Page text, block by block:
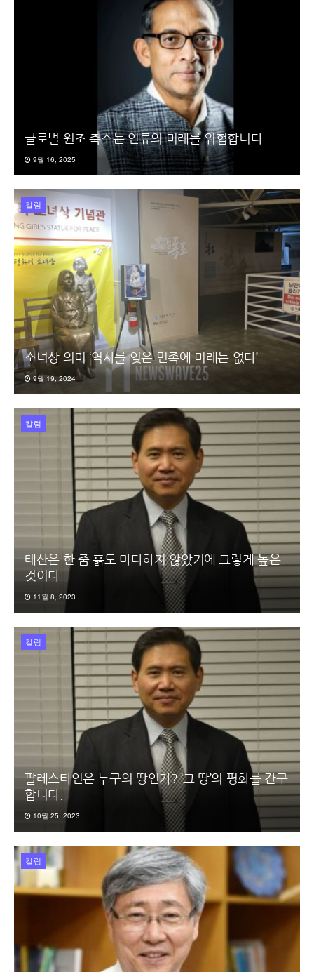
글로벌 원조 축소는 인류의 미래를 위협합니다
9월 16, 2025
칼럼
소녀상 의미 ‘역사를 잊은 민족에 미래는 없다’
9월 19, 2024
칼럼
태산은 한 줌 흙도 마다하지 않았기에 그렇게 높은
것이다
11월 8, 2023
칼럼
팔레스타인은 누구의 땅인가? ‘그 땅’의 평화를 간구
합니다.
10월 25, 2023
칼럼